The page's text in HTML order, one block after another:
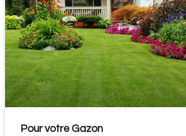
Pour votre Gazon